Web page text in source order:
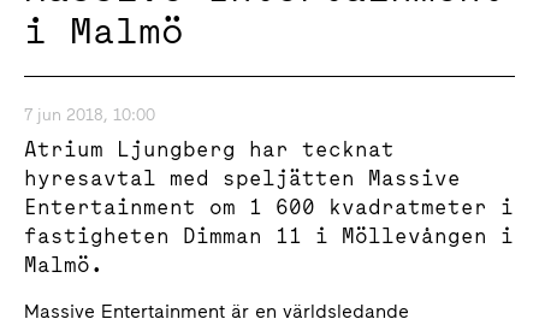
i Malmö
7 jun 2018, 10:00
Atrium Ljungberg har tecknat
hyresavtal med speljätten Massive
Entertainment om 1 600 kvadratmeter i
fastigheten Dimman 11 i Möllevången i
Malmö.
Massive Entertainment är en världsledande